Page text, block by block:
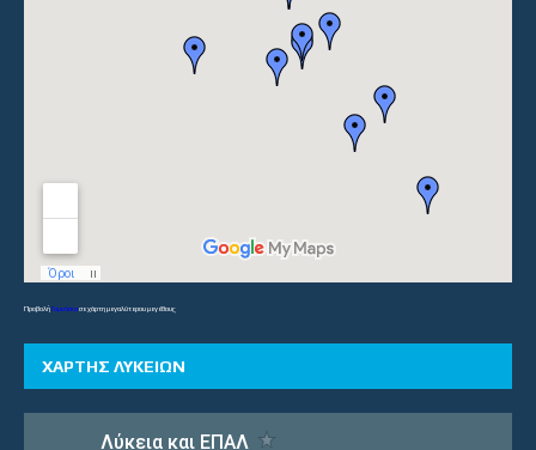
ΠροβολήΓυμνάσιασε χάρτη μεγαλύτερου μεγέθους
ΧΑΡΤΗΣ ΛΥΚΕΙΩΝ